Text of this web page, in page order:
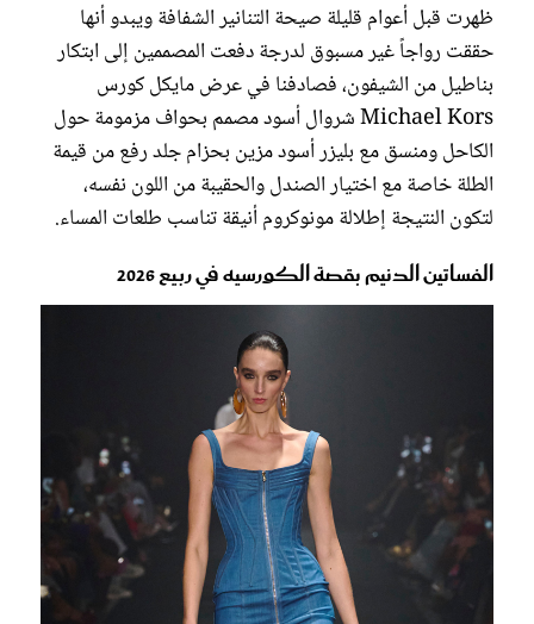
ظهرت قبل أعوام قليلة صيحة التنانير الشفافة ويبدو أنها
حققت رواجاً غير مسبوق لدرجة دفعت المصممين إلى ابتكار
بناطيل من الشيفون، فصادفنا في عرض مايكل كورس
Michael Kors شروال أسود مصمم بحواف مزمومة حول
الكاحل ومنسق مع بليزر أسود مزين بحزام جلد رفع من قيمة
الطلة خاصة مع اختيار الصندل والحقيبة من اللون نفسه،
لتكون النتيجة إطلالة مونوكروم أنيقة تناسب طلعات المساء.
الفساتين الدنيم بقصة الكورسيه في ربيع 2026